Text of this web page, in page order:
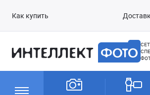
Как купить